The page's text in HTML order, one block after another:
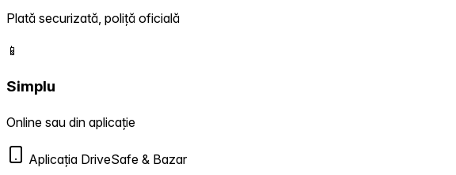
Plată securizată, poliță oficială
📱
Simplu
Online sau din aplicație
Aplicația DriveSafe & Bazar